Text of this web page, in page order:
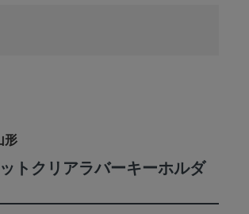
形
トクリアラバーキーホルダ